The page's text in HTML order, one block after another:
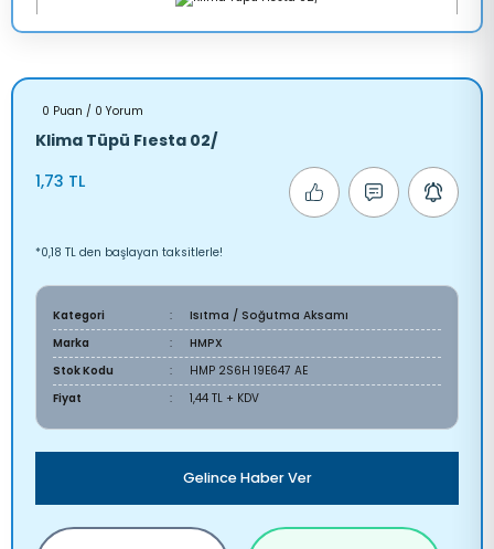
0 Puan / 0 Yorum
Klima Tüpü Fıesta 02/
1,73 TL
*0,18 TL den başlayan taksitlerle!
Kategori
Isıtma / Soğutma Aksamı
Marka
HMPX
Stok Kodu
HMP 2S6H 19E647 AE
Fiyat
1,44 TL + KDV
Gelince Haber Ver